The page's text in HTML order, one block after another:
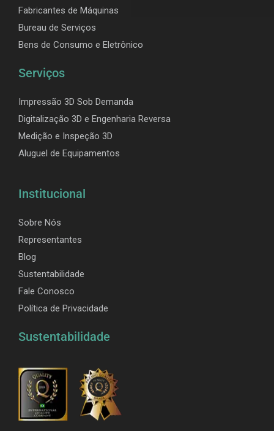
Fabricantes de Máquinas
Bureau de Serviços
Bens de Consumo e Eletrônico
Serviços
Impressão 3D Sob Demanda
Digitalização 3D e Engenharia Reversa
Medição e Inspeção 3D
Aluguel de Equipamentos
Institucional
Sobre Nós
Representantes
Blog
Sustentabilidade
Fale Conosco
Política de Privacidade
Sustentabilidade